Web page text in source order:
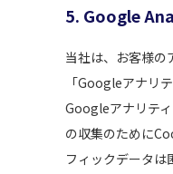
5. Google
当社は、お客様の
「Googleアナリ
Googleアナリテ
の収集のために
フィックデータは